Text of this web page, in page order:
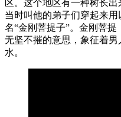
区。这个地区有一种树长
当时叫他的弟子们穿起来
名“金刚菩提子”。金刚菩提
无坚不摧的意思，象征着
水。